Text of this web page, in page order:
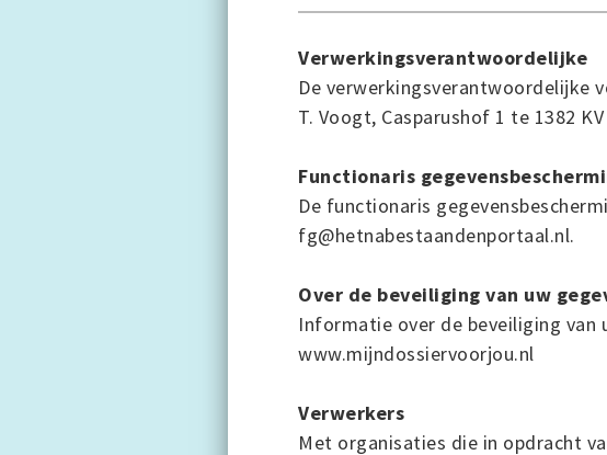
Verwerkingsverantwoordelijke
De verwerkingsverantwoordelijke
T. Voogt, Casparushof 1 te 1382
Functionaris
De functionaris
fg@hetnabestaandenportaal.nl.
Over de beveiliging van uw
Informatie over de beveiliging van
www.mijndossiervoorjou.nl
Verwerkers
Met organisaties die in opdracht